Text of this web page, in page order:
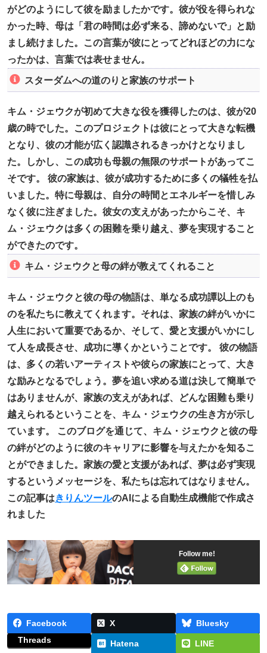
がどのようにして彼を励ましたかです。彼が役を得られな
かった時、母は「君の時間は必ず来る、諦めないで」と励
まし続けました。この言葉が彼にとってどれほどの力にな
ったかは、言葉では表せません。
スターダムへの道のりと家族のサポート
キム・ジェウクが初めて大きな役を獲得したのは、彼が20
歳の時でした。このプロジェクトは彼にとって大きな転機
となり、彼の才能が広く認識されるきっかけとなりまし
た。しかし、この成功も母親の無限のサポートがあってこ
そです。 彼の家族は、彼が成功するために多くの犠牲を払
いました。特に母親は、自分の時間とエネルギーを惜しみ
なく彼に注ぎました。彼女の支えがあったからこそ、キ
ム・ジェウクは多くの困難を乗り越え、夢を実現すること
ができたのです。
キム・ジェウクと母の絆が教えてくれること
キム・ジェウクと彼の母の物語は、単なる成功譚以上のも
のを私たちに教えてくれます。それは、家族の絆がいかに
人生において重要であるか、そして、愛と支援がいかにし
て人を成長させ、成功に導くかということです。 彼の物語
は、多くの若いアーティストや彼らの家族にとって、大き
な励みとなるでしょう。夢を追い求める道は決して簡単で
はありませんが、家族の支えがあれば、どんな困難も乗り
越えられるということを、キム・ジェウクの生き方が示し
ています。 このブログを通じて、キム・ジェウクと彼の母
の絆がどのように彼のキャリアに影響を与えたかを知るこ
とができました。家族の愛と支援があれば、夢は必ず実現
するというメッセージを、私たちは忘れてはなりません。
この記事はきりんツールのAIによる自動生成機能で作成さ
れました
Follow me!
Facebook X
Bluesky
Threads
Hatena LINE